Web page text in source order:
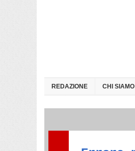
REDAZIONE CHI SIAMO